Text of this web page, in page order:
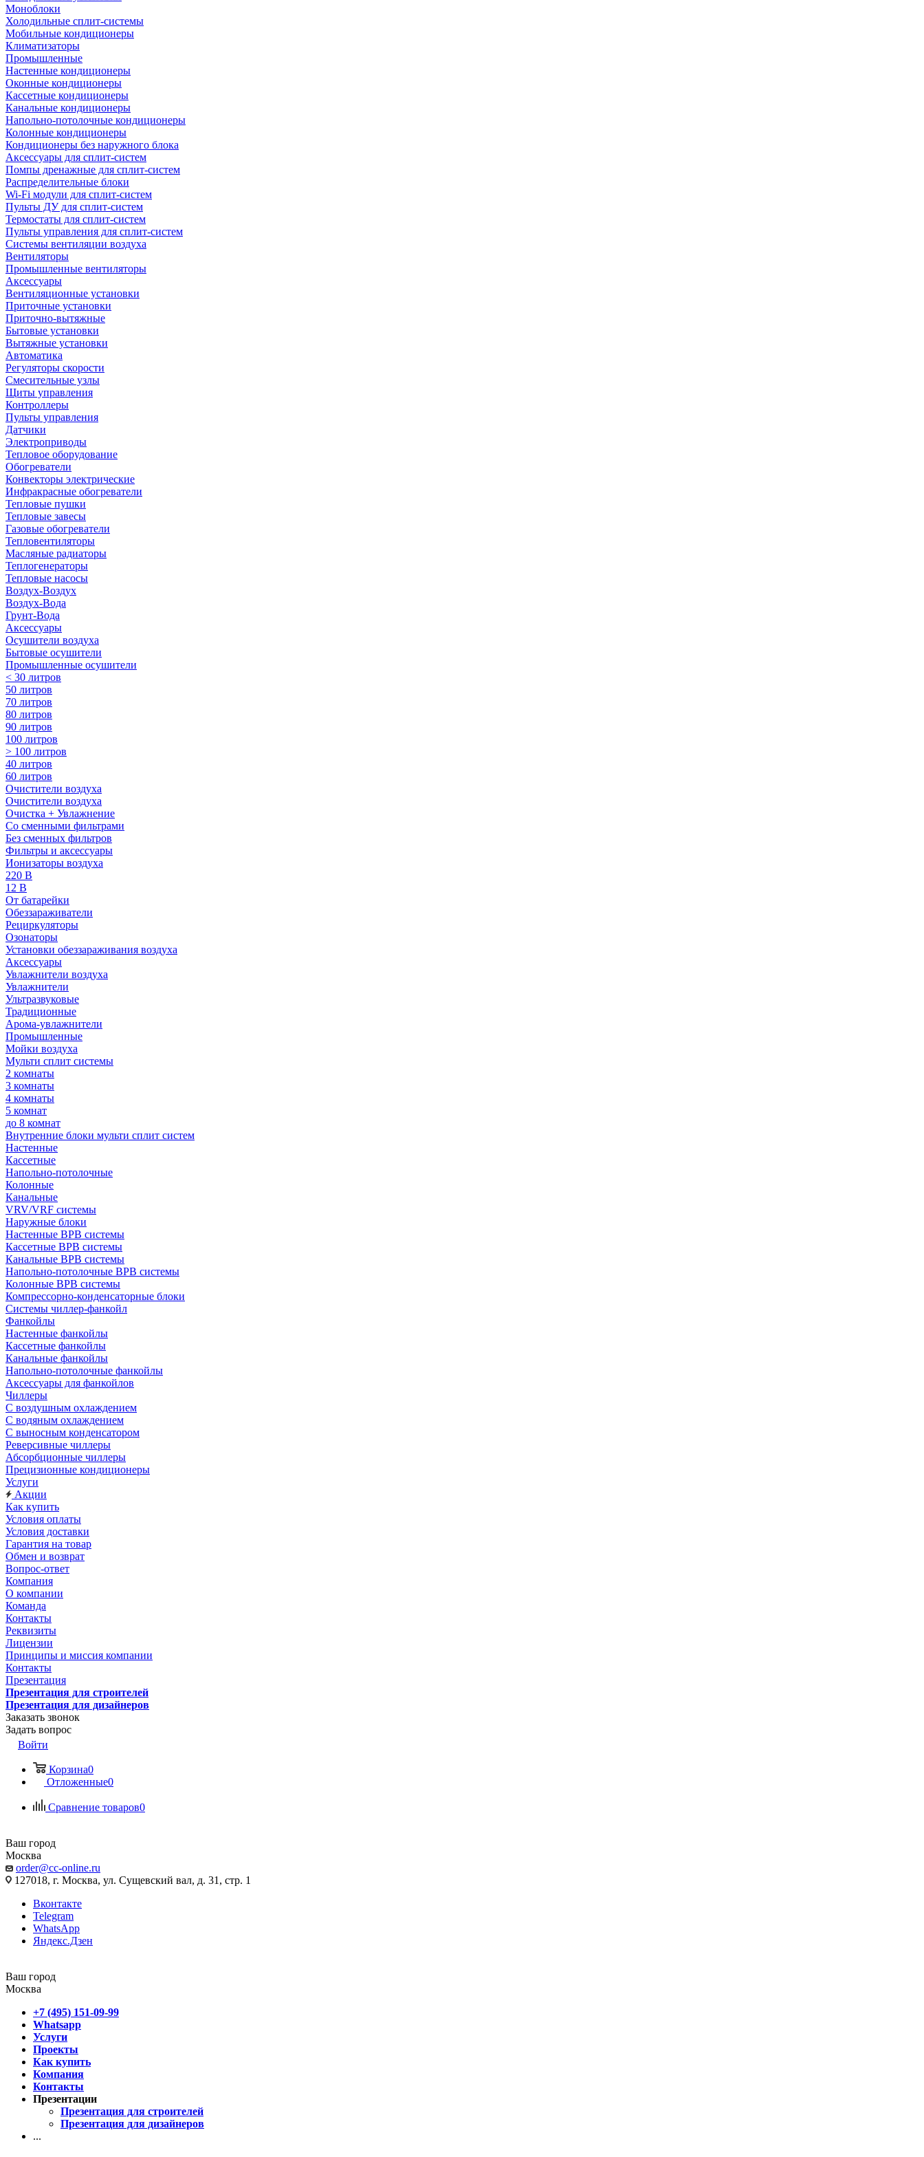
Моноблоки
Холодильные сплит-системы
Мобильные кондиционеры
Климатизаторы
Промышленные
Настенные кондиционеры
Оконные кондиционеры
Кассетные кондиционеры
Канальные кондиционеры
Напольно-потолочные кондиционеры
Колонные кондиционеры
Кондиционеры без наружного блока
Аксессуары для сплит-систем
Помпы дренажные для сплит-систем
Распределительные блоки
Wi-Fi модули для сплит-систем
Пульты ДУ для сплит-систем
Термостаты для сплит-систем
Пульты управления для сплит-систем
Системы вентиляции воздуха
Вентиляторы
Промышленные вентиляторы
Аксессуары
Вентиляционные установки
Приточные установки
Приточно-вытяжные
Бытовые установки
Вытяжные установки
Автоматика
Регуляторы скорости
Смесительные узлы
Щиты управления
Контроллеры
Пульты управления
Датчики
Электроприводы
Тепловое оборудование
Обогреватели
Конвекторы электрические
Инфракрасные обогреватели
Тепловые пушки
Тепловые завесы
Газовые обогреватели
Тепловентиляторы
Масляные радиаторы
Теплогенераторы
Тепловые насосы
Воздух-Воздух
Воздух-Вода
Грунт-Вода
Аксессуары
Осушители воздуха
Бытовые осушители
Промышленные осушители
< 30 литров
50 литров
70 литров
80 литров
90 литров
100 литров
> 100 литров
40 литров
60 литров
Очистители воздуха
Очистители воздуха
Очистка + Увлажнение
Cо сменными фильтрами
Без сменных фильтров
Фильтры и аксессуары
Ионизаторы воздуха
220 В
12 В
От батарейки
Обеззараживатели
Рециркуляторы
Озонаторы
Установки обеззараживания воздуха
Аксессуары
Увлажнители воздуха
Увлажнители
Ультразвуковые
Традиционные
Арома-увлажнители
Промышленные
Мойки воздуха
Мульти сплит системы
2 комнаты
3 комнаты
4 комнаты
5 комнат
до 8 комнат
Внутренние блоки мульти сплит систем
Настенные
Кассетные
Напольно-потолочные
Колонные
Канальные
VRV/VRF системы
Наружные блоки
Настенные ВРВ системы
Кассетные ВРВ системы
Канальные ВРВ системы
Напольно-потолочные ВРВ системы
Колонные ВРВ системы
Компрессорно-конденсаторные блоки
Системы чиллер-фанкойл
Фанкойлы
Настенные фанкойлы
Кассетные фанкойлы
Канальные фанкойлы
Напольно-потолочные фанкойлы
Аксессуары для фанкойлов
Чиллеры
С воздушным охлаждением
С водяным охлаждением
С выносным конденсатором
Реверсивные чиллеры
Абсорбционные чиллеры
Прецизионные кондиционеры
Услуги
Акции
Как купить
Условия оплаты
Условия доставки
Гарантия на товар
Обмен и возврат
Вопрос-ответ
Компания
О компании
Команда
Контакты
Реквизиты
Лицензии
Принципы и миссия компании
Контакты
Презентация
Презентация для строителей
Презентация для дизайнеров
Заказать звонок
Задать вопрос
Войти
Корзина0
Отложенные0
Сравнение товаров0
Ваш город
Москва
order@cc-online.ru
127018, г. Москва, ул. Сущевский вал, д. 31, стр. 1
Вконтакте
Telegram
WhatsApp
Яндекс.Дзен
Ваш город
Москва
+7 (495) 151-09-99
Whatsapp
Услуги
Проекты
Как купить
Компания
Контакты
Презентации
Презентация для строителей
Презентация для дизайнеров
...